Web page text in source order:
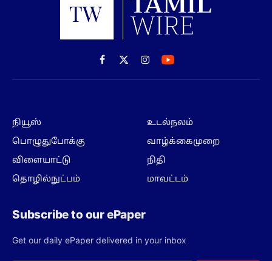
Facebook
X
(Twitter)
Instagram
நியூஸ்
பொழுதுபோக்கு
விளையாட்டு
தொழில்நுட்பம்
உடல்நலம்
வாழ்க்கைமுறை
நிதி
மாவட்டம்
Subscribe to our ePaper
Get our daily ePaper delivered in your inbox